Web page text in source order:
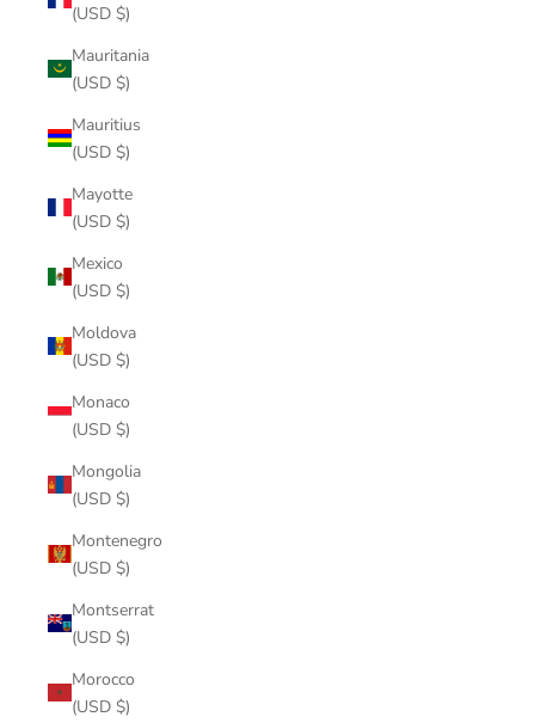
(USD $)
Mauritania
(USD $)
Mauritius
(USD $)
Mayotte
(USD $)
Mexico
(USD $)
Moldova
(USD $)
Monaco
(USD $)
Mongolia
(USD $)
Montenegro
(USD $)
Montserrat
(USD $)
Morocco
(USD $)